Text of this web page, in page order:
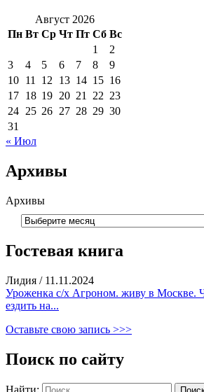
Август 2026
Пн Вт Ср Чт Пт Сб Вс
1
2
3
4 5 6 7 8
9
10 11 12 13 14 15 16
17 18 19 20 21 22 23
24 25 26 27 28 29 30
31
« Июл
Архивы
Архивы
Гостевая книга
Лидия / 11.11.2024
Уроженка с/х Агроном. живу в Москве.
ездить на...
Оставьте свою запись >>>
Поиск по сайту
Найти: